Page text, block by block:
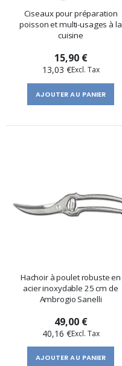
Ciseaux pour préparation
poisson et multi-usages à la
cuisine
15,90 €
13,03 €
AJOUTER AU PANIER
Hachoir à poulet robuste en
acier inoxydable 25 cm de
Ambrogio Sanelli
49,00 €
40,16 €
AJOUTER AU PANIER